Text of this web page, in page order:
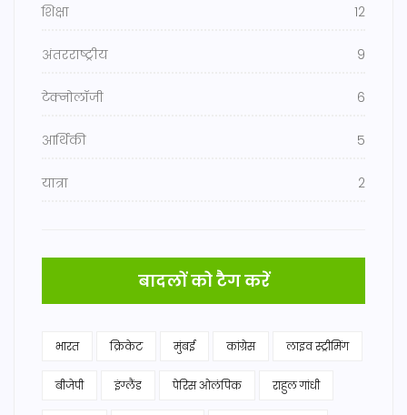
शिक्षा 12
अंतरराष्ट्रीय 9
टेक्नोलॉजी 6
आर्थिकी 5
यात्रा 2
बादलों को टैग करें
भारत क्रिकेट मुंबई कांग्रेस लाइव स्ट्रीमिंग
बीजेपी इंग्लैंड पेरिस ओलंपिक राहुल गांधी